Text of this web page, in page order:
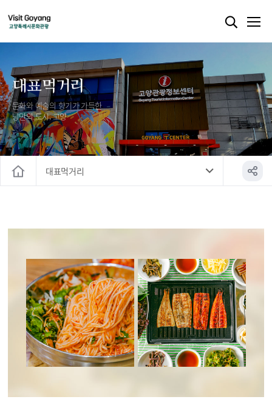
대표먹거리
문화와 예술의 향기가 가득한
낭만의 도시, 고양
대표먹거리